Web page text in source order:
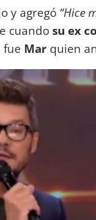
y agregó “Hice
cuandosu ex
fue Mar quien